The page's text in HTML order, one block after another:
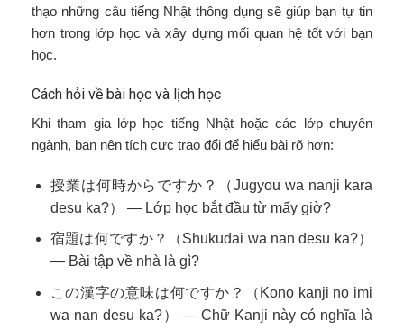
thạo những câu tiếng Nhật thông dụng sẽ giúp bạn tự tin
hơn trong lớp học và xây dựng mối quan hệ tốt với bạn
học.
Cách hỏi về bài học và lịch học
Khi tham gia lớp học tiếng Nhật hoặc các lớp chuyên
ngành, bạn nên tích cực trao đổi để hiểu bài rõ hơn:
授業は何時からですか？（Jugyou wa nanji kara
desu ka?） — Lớp học bắt đầu từ mấy giờ?
宿題は何ですか？（Shukudai wa nan desu ka?）
— Bài tập về nhà là gì?
この漢字の意味は何ですか？（Kono kanji no imi
wa nan desu ka?） — Chữ Kanji này có nghĩa là